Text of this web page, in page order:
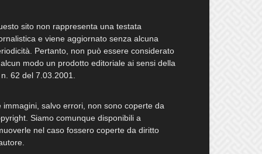
sito non rappresenta una testata
e viene aggiornato senza alcuna
Pertanto, non può essere considerato
modo un prodotto editoriale ai sensi della
62 del 7.03.2001.
immagini, salvo errori, non sono coperte da
Siamo comunque disponibili a
nel caso fossero coperte da diritto